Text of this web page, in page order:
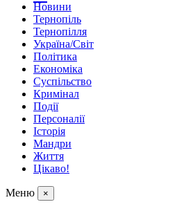
Новини
Тернопіль
Тернопілля
Україна/Світ
Політика
Економіка
Суспільство
Кримінал
Події
Персоналії
Історія
Мандри
Життя
Цікаво!
Меню ×